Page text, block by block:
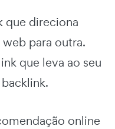
que direciona
para outra.
que leva ao seu
online